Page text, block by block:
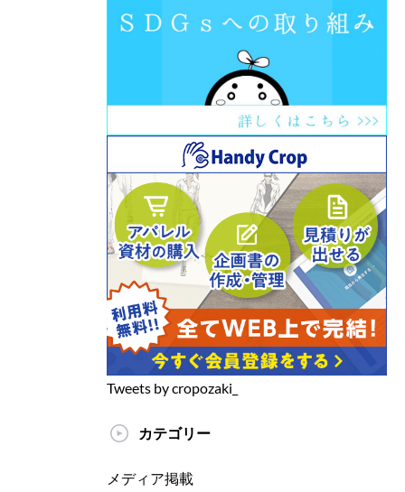
Tweets by cropozaki_
カテゴリー
メディア掲載